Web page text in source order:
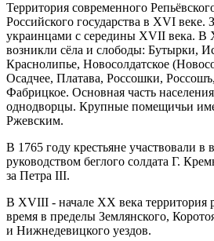
Территория современного
Российского государства в XVI веке.
украинцами с середины XVII века. В
возникли сёла и слободы: Бутырки,
Краснолипье, Новосолдатское
Осадчее, Платава, Россошки,
Фабрицкое. Основная часть
однодворцы. Крупные помещичьи
Ржевским.
В 1765 году крестьяне участвовали в
руководством беглого солдата Г.
за Петра III.
В XVIII - начале XX века территория
время в пределы Землянского,
и Нижнедевицкого уездов.